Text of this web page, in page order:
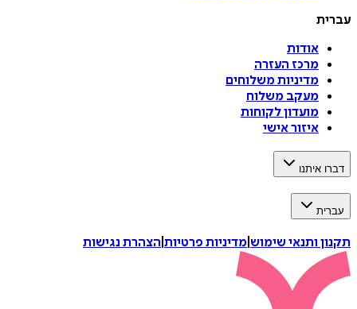
עברית
אודות
מרכז העזרה
מדיניות משלוחים
מעקב משלוח
מועדון לקוחות
איזור אישי
דברו איתנו
עברית
תקנון ותנאי שימוש מדיניות פרטיות הצהרת נגישות